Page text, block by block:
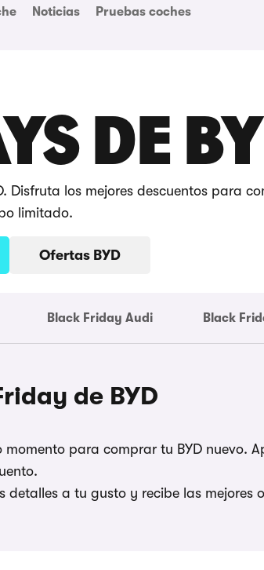
Noticias Pruebas coches
DE
Disfruta los mejores descuentos para
limitado.
Ofertas BYD
Black Friday Audi Black
de BYD
para comprar tu BYD nuevo.
a tu gusto y recibe las mejores